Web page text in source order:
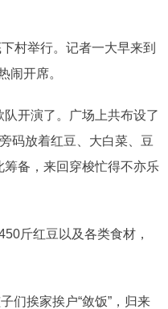
村举行。记者一大早来到
闹开席。
开演了。广场上共布设了
码放着红豆、大白菜、豆
备，来回穿梭忙得不亦乐
斤红豆以及各类食材，
挨家挨户“敛饭”，归来